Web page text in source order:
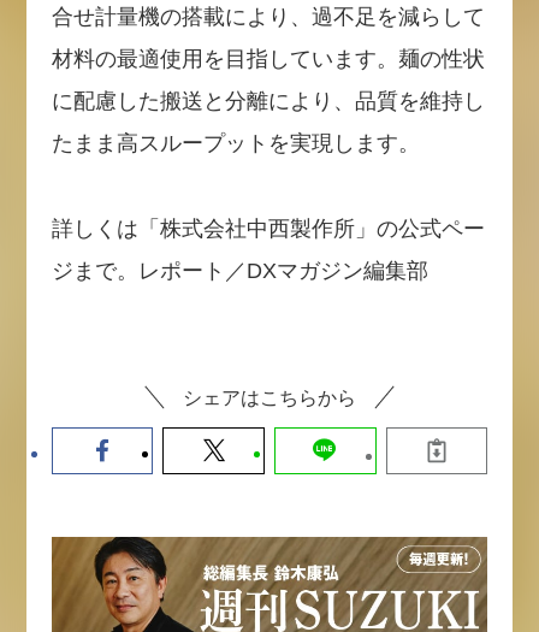
合せ計量機の搭載により、過不足を減らして
材料の最適使用を目指しています。麺の性状
に配慮した搬送と分離により、品質を維持し
たまま高スループットを実現します。
詳しくは「株式会社中西製作所」の公式ペー
ジまで。レポート／DXマガジン編集部
シェアはこちらから